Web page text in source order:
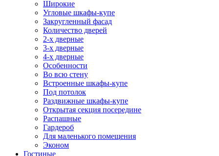
Широкие
Угловые шкафы-купе
Закругленный фасад
Количество дверей
2-х дверные
3-х дверные
4-х дверные
Особенности
Во всю стену
Встроенные шкафы-купе
Под потолок
Раздвижные шкафы-купе
Открытая секция посередине
Распашные
Гардероб
Для маленького помещения
Эконом
Гостиные